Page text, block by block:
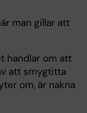
man gillar att
handlar om att
att smygtitta
om, är nakna